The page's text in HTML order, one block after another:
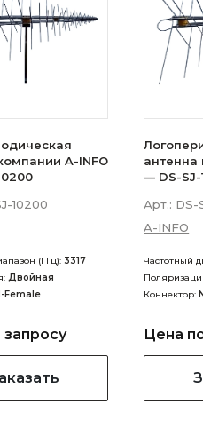
A-INFO
10200
(ГГц): 3317
Двойная
Female
антенна
— DS-SJ-
Арт.: DS-
A-INFO
Частотный
Коннектор:
Цена